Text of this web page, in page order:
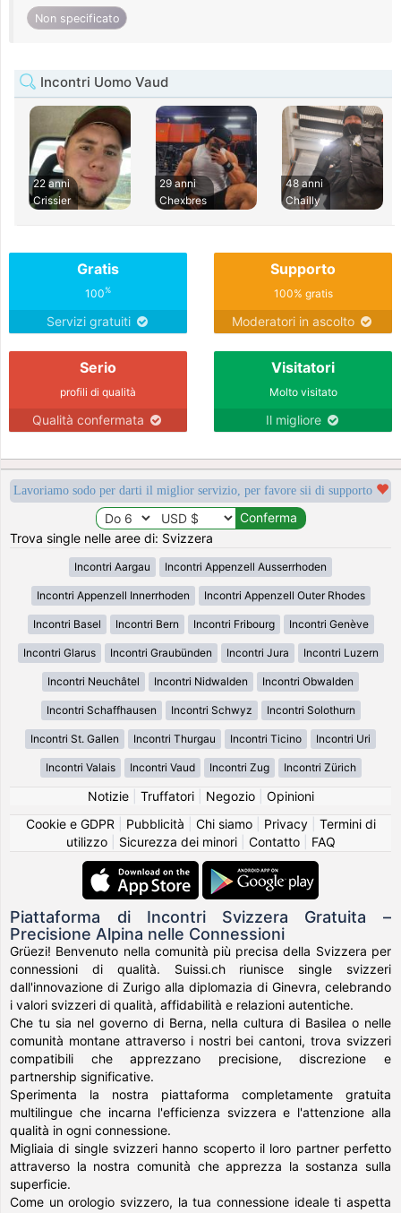
Non specificato
Incontri Uomo Vaud
22 anni
Crissier
29 anni
Chexbres
48 anni
Chailly
Gratis
100%
Servizi gratuiti
Supporto
100% gratis
Moderatori in ascolto
Serio
profili di qualità
Qualità confermata
Visitatori
Molto visitato
Il migliore
Lavoriamo sodo per darti il miglior servizio, per favore sii di supporto
Trova single nelle aree di: Svizzera
Incontri Aargau Incontri Appenzell Ausserrhoden
Incontri Appenzell Innerrhoden Incontri Appenzell Outer Rhodes
Incontri Basel Incontri Bern Incontri Fribourg Incontri Genève
Incontri Glarus Incontri Graubünden Incontri Jura Incontri Luzern
Incontri Neuchâtel Incontri Nidwalden Incontri Obwalden
Incontri Schaffhausen Incontri Schwyz Incontri Solothurn
Incontri St. Gallen Incontri Thurgau Incontri Ticino Incontri Uri
Incontri Valais Incontri Vaud Incontri Zug Incontri Zürich
Notizie| Truffatori| Negozio| Opinioni
Cookie e GDPR
Pubblicità Chi siamo| Privacy| Termini di
utilizzo| Sicurezza dei minori| Contatto| FAQ
Piattaforma di Incontri Svizzera Gratuita –
Precisione Alpina nelle Connessioni
Grüezi! Benvenuto nella comunità più precisa della Svizzera per
connessioni di qualità. Suissi.ch riunisce single svizzeri
dall'innovazione di Zurigo alla diplomazia di Ginevra, celebrando
i valori svizzeri di qualità, affidabilità e relazioni autentiche.
Che tu sia nel governo di Berna, nella cultura di Basilea o nelle
comunità montane attraverso i nostri bei cantoni, trova svizzeri
compatibili che apprezzano precisione, discrezione e
partnership significative.
Sperimenta la nostra piattaforma completamente gratuita
multilingue che incarna l'efficienza svizzera e l'attenzione alla
qualità in ogni connessione.
Migliaia di single svizzeri hanno scoperto il loro partner perfetto
attraverso la nostra comunità che apprezza la sostanza sulla
superficie.
Come un orologio svizzero, la tua connessione ideale ti aspetta